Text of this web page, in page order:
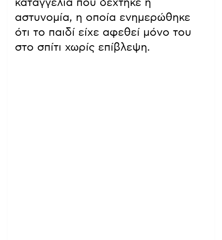
καταγγελία που δέχτηκε η
αστυνομία, η οποία ενημερώθηκε
ότι το παιδί είχε αφεθεί μόνο του
στο σπίτι χωρίς επίβλεψη.